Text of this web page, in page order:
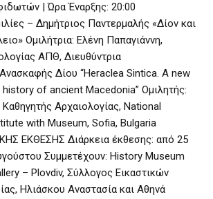
| Ώρα Έναρξης: 20:00
– Δημήτριος Παντερμαλής «Δίον και
Ομιλήτρια: Ελένη Παπαγιάννη,
ΑΠΘ, Διευθύντρια
Δίου “Heraclea Sintica. Α new
of ancient Macedonia” Ομιλητής:
Αρχαιολογίας, National
with Museum, Sofia, Bulgaria
ΕΚΘΕΣΗΣ Διάρκεια έκθεσης: από 25
Συμμετέχουν: History Museum
– Plovdiv, Σύλλογος Εικαστικών
Ηλιάσκου Αναστασία και Αθηνά